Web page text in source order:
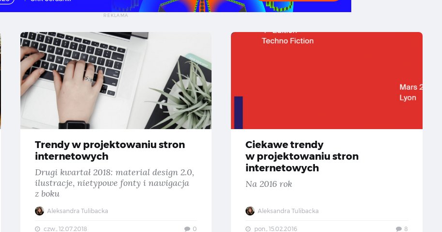
Dwukolorowe strony, kolorowe cienie i szerokie fonty — Trendy w projektowaniu stron internetowychTrendy w projektowaniu stron internetowych — Drugi kwartał 2018: material design 2.0, ilustracje,
Trendy w projektowaniu stron
internetowych
Drugi kwartał 2018: material design 2.0,
ilustracje, nietypowe fonty i nawigacja
z boku
Aleksandra Tulibacka
czw., 12.07.2018 0
Ciekawe trendy
w projektowaniu stron
internetowych
Na 2016 rok
Aleksandra Tulibacka
pon., 15.02.2016 8